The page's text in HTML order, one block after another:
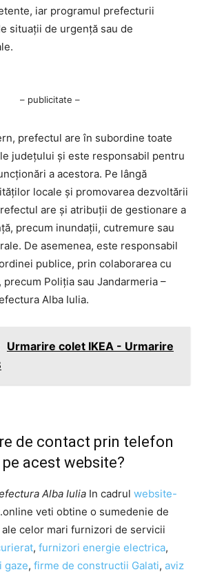
iar programul prefecturii
situații de urgență sau de
– publicitate –
prefectul are în subordine toate
județului și este responsabil pentru
a acestora. Pe lângă
locale și promovarea dezvoltării
are și atribuții de gestionare a
precum inundații, cutremure sau
De asemenea, este responsabil
publice, prin colaborarea cu
Poliția sau Jandarmeria –
Alba Iulia.
Urmarire colet IKEA - Urmarire
de contact prin telefon
acest website?
Alba Iulia In cadrul website-
veti obtine o sumedenie de
celor mari furnizori de servicii
, furnizori energie electrica,
gaze, firme de constructii Galati, aviz